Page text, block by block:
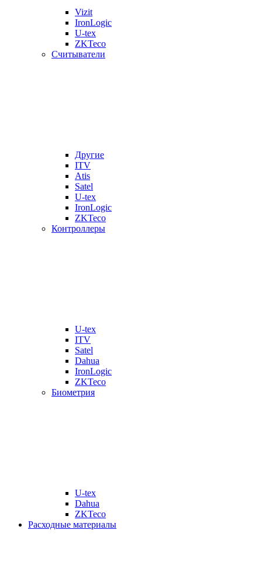
Vizit
IronLogic
U-tex
ZKTeco
Считыватели
Другие
ITV
Atis
Satel
U-tex
IronLogic
ZKTeco
Контроллеры
U-tex
ITV
Satel
Dahua
IronLogic
ZKTeco
Биометрия
U-tex
Dahua
ZKTeco
Расходные материалы